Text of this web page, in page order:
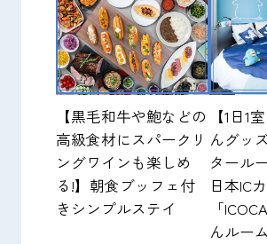
【黒毛和牛や鮑などの
高級食材にスパークリ
ングワインも楽しめ
る!】朝食ブッフェ付
きシンプルステイ
【1日1
んグッ
タール
日本IC
「
んルー